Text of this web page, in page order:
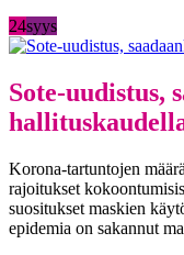
24syys
Sote-uudistus,
Korona-tartuntojen
rajoitukset
suositukset maskien
epidemia on sakannut